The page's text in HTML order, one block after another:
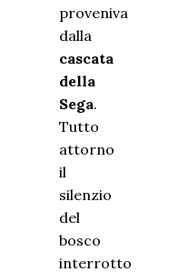
proveniva
dalla
cascata
della
Sega.
Tutto
attorno
il
silenzio
del
bosco
interrotto